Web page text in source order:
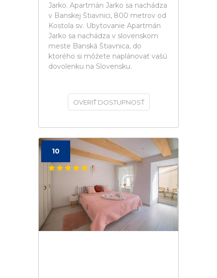
Jarko. Apartmán Jarko sa nachádza
v Banskej Štiavnici, 800 metrov od
Kostola sv. Ubytovanie Apartmán
Jarko sa nachádza v slovenskom
meste Banská Štiavnica, do
ktorého si môžete naplánovať vašú
dovolenku na Slovensku.
OVERIŤ DOSTUPNOSŤ
10